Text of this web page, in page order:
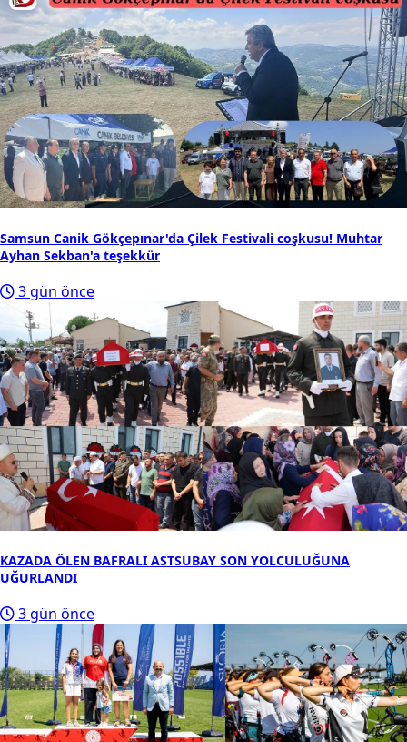
Samsun Canik Gökçepınar'da Çilek Festivali coşkusu! Muhtar
Ayhan Sekban'a teşekkür
3 gün önce
KAZADA ÖLEN BAFRALI ASTSUBAY SON YOLCULUĞUNA
UĞURLANDI
3 gün önce